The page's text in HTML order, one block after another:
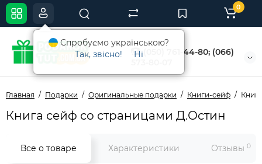
(050) 761-44-80; (066)
0
Главная Подарки Оригинальные подарки Книги-сейф
Книга сейф со страницами Д.Остин
Все о товаре Характеристики Отзывы 0
Спробуємо українською?
Так, звісно!
Ні